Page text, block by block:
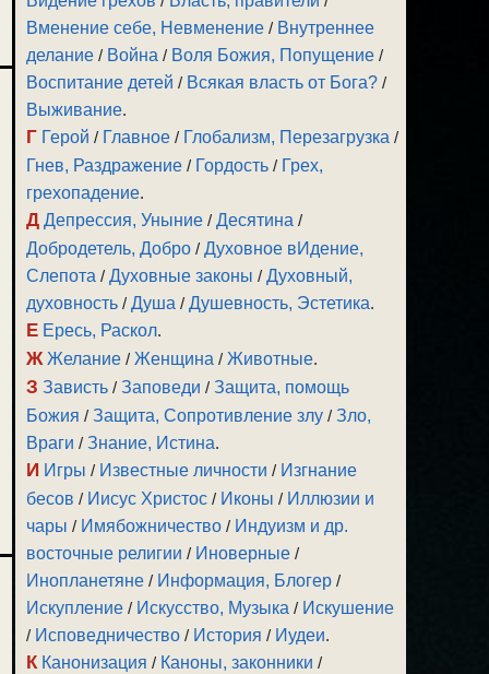
Вменение себе, Невменение / Внутреннее
делание / Война / Воля Божия, Попущение /
Воспитание детей / Всякая власть от Бога? /
Выживание.
Г Герой / Главное / Глобализм, Перезагрузка /
Гнев, Раздражение / Гордость / Грех,
грехопадение.
Д Депрессия, Уныние /Десятина /
Добродетель, Добро /Духовное вИдение,
Слепота /Духовные законы /Духовный,
духовность /Душа /Душевность, Эстетика.
Е Ересь, Раскол.
Ж Желание /Женщина /Животные.
З Зависть /Заповеди /Защита, помощь
Божия /Защита, Сопротивление злу /Зло,
Враги /Знание, Истина.
И Игры / Известные личности / Изгнание
бесов / Иисус Христос / Иконы / Иллюзии и
чары / Имябожничество / Индуизм и др.
восточные религии / Иноверные /
Инопланетяне / Информация, Блогер /
Искупление / Искусство, Музыка / Искушение
/ Исповедничество / История / Иудеи.
К Канонизация / Каноны, законники /